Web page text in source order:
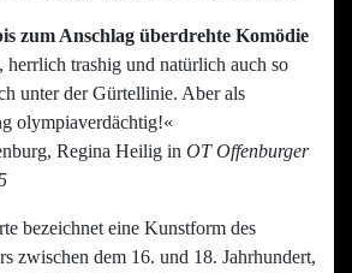
zum Anschlag überdrehte Komödie
trashig und natürlich auch so
unter der Gürtellinie. Aber als
olympiaverdächtig!«
Regina Heilig in OT Offenburger
bezeichnet eine Kunstform des
zwischen dem 16. und 18. Jahrhundert,